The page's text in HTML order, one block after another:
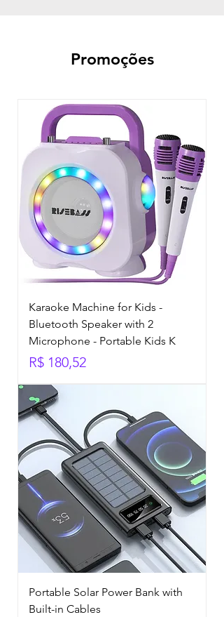
Promoções
Karaoke Machine for Kids -
Bluetooth Speaker with 2
Microphone - Portable Kids K
Preço
R$ 180,52
Portable Solar Power Bank with
Built-in Cables